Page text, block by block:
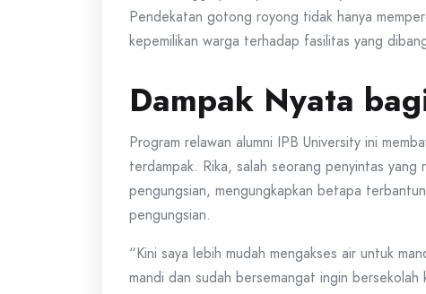
Pendekatan gotong royong tidak hanya
kepemilikan warga terhadap fasilitas yang
Dampak Nyata
Program relawan alumni IPB University ini
terdampak. Rika, salah seorang penyintas
pengungsian, mengungkapkan betapa
pengungsian.
“Kini saya lebih mudah mengakses air untuk
mandi dan sudah bersemangat ingin bersekolah